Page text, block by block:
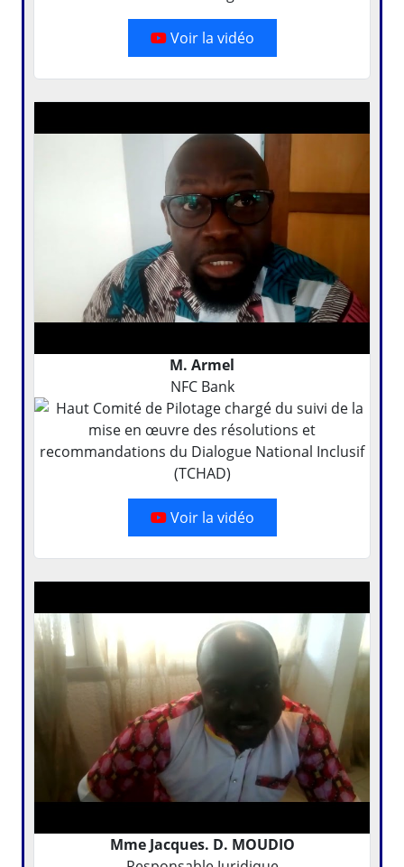
Voir la vidéo
M. Armel
NFC Bank
Voir la vidéo
Mme Jacques. D. MOUDIO